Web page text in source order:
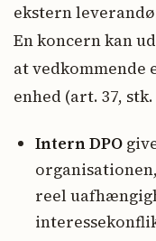
ekstern
En koncern kan
at
enhed (art. 37, stk.
Intern DPO
reel